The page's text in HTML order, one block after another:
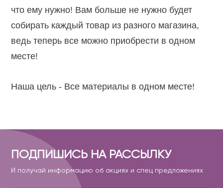
что ему нужно! Вам больше не нужно будет
собирать каждый товар из разного магазина,
ведь теперь все можно приобрести в одном
месте!
Наша цель - Все материалы в одном месте!
ПОДПИШИСЬ НА РАССЫЛКУ
И получай информацию об акциях и спец предложениях